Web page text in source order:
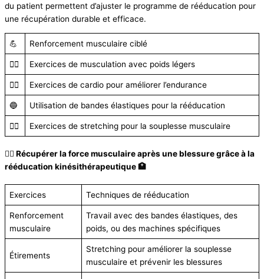
du patient permettent d’ajuster le programme de rééducation pour
une récupération durable et efficace.
💪 Renforcement musculaire ciblé
🏋️‍♂️ Exercices de musculation avec poids légers
🏃‍♂️ Exercices de cardio pour améliorer l’endurance
🔵 Utilisation de bandes élastiques pour la rééducation
🧘‍♂️ Exercices de stretching pour la souplesse musculaire
🏋️‍♀️ Récupérer la force musculaire après une blessure grâce à la
rééducation kinésithérapeutique 🏥
Exercices Techniques de rééducation
Renforcement
musculaire
Travail avec des bandes élastiques, des
poids, ou des machines spécifiques
Étirements
Stretching pour améliorer la souplesse
musculaire et prévenir les blessures